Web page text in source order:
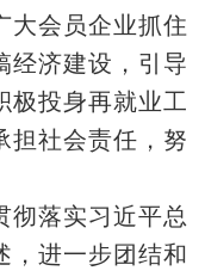
大会员企业抓住
经济建设，引导
极投身再就业工
担社会责任，努
彻落实习近平总
，进一步团结和